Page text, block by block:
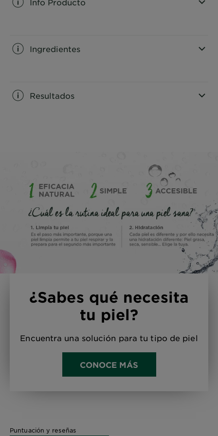
Ingredientes
Resultados
¿Sabes qué necesita
tu piel?
Encuentra una solución para tu tipo de piel
CONOCE MÁS
Puntuación y reseñas